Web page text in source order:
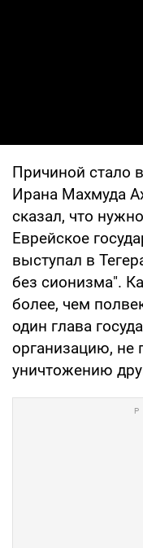
Причиной стало
Ирана Махмуда
сказал, что
Еврейское
выступал в
без сионизма".
более, чем
один глава
организацию, не
уничтожению